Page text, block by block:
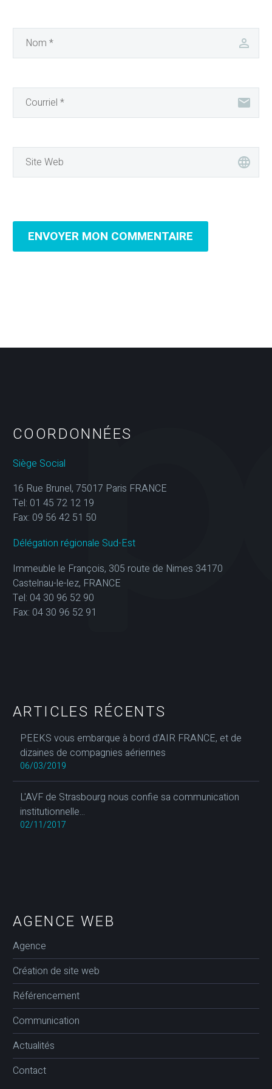
ENVOYER MON COMMENTAIRE
COORDONNÉES
Siège Social
16 Rue Brunel, 75017 Paris FRANCE
Tel: 01 45 72 12 19
Fax: 09 56 42 51 50
Délégation régionale Sud-Est
Immeuble le François, 305 route de Nimes 34170
Castelnau-le-lez, FRANCE
Tel: 04 30 96 52 90
Fax: 04 30 96 52 91
ARTICLES RÉCENTS
PEEKS vous embarque à bord d'AIR FRANCE, et de
dizaines de compagnies aériennes
06/03/2019
L'AVF de Strasbourg nous confie sa communication
institutionnelle...
02/11/2017
AGENCE WEB
Agence
Création de site web
Référencement
Communication
Actualités
Contact